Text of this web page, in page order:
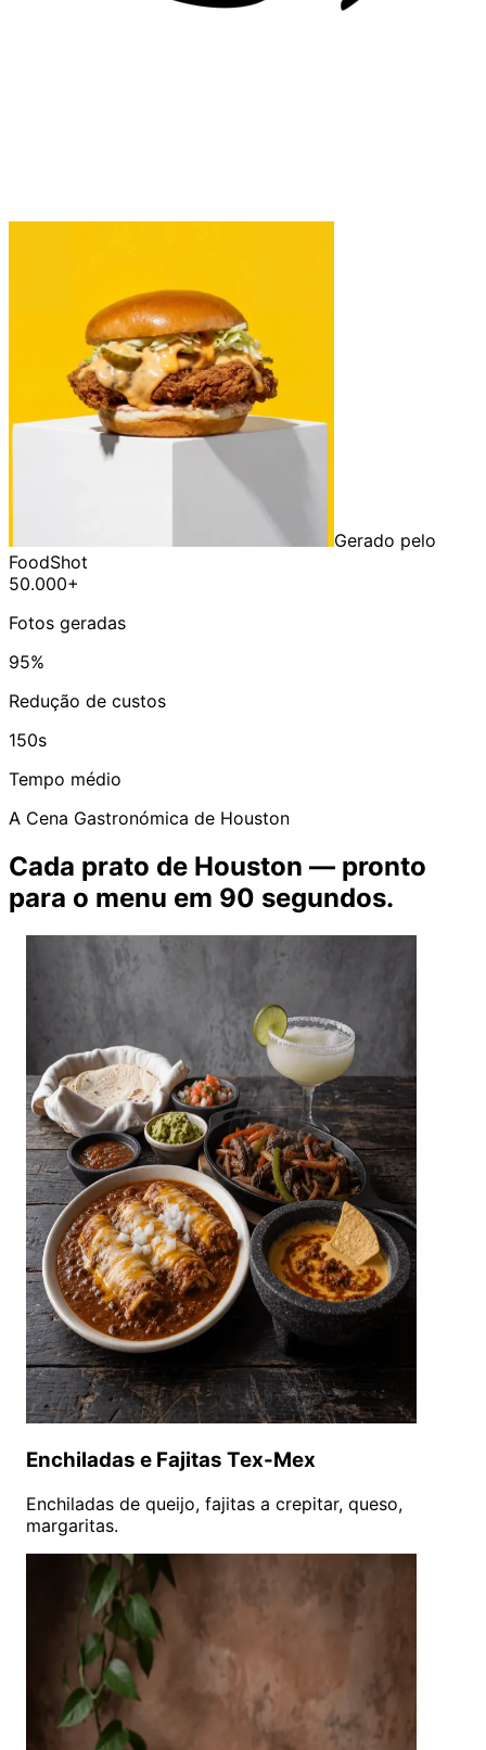
Gerado pelo
FoodShot
50.000+
Fotos geradas
95%
Redução de custos
150s
Tempo médio
A Cena Gastronómica de Houston
Cada prato de Houston — pronto
para o menu em 90 segundos.
Enchiladas e Fajitas Tex-Mex
Enchiladas de queijo, fajitas a crepitar, queso,
margaritas.